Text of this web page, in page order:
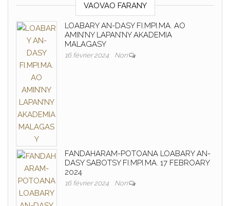
VAOVAO FARANY
LOABARY AN-DASY FI.MPI.MA. AO
AMIN’NY LAPAN’NY AKADEMIA
MALAGASY
16 février 2024 Non
FANDAHARAM-POTOANA LOABARY AN-
DASY SABOTSY FI.MPI.MA. 17 FEBROARY
2024
16 février 2024 Non